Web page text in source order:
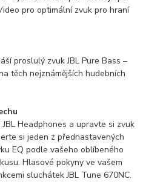
pro optimální zvuk pro hraní
proslulý zvuk JBL Pure Bass –
těch nejznámějších hudebních
Headphones a upravte si zvuk
si jeden z přednastavených
EQ podle vašeho oblíbeného
Hlasové pokyny ve vašem
sluchátek JBL Tune 670NC.